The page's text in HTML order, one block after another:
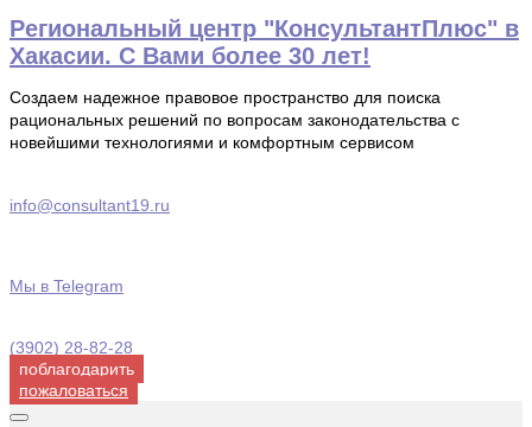
Перейти
к
содержимому
Региональный центр "КонсультантПлюс" в
Хакасии. С Вами более 30 лет!
Создаем надежное правовое пространство для поиска
рациональных решений по вопросам законодательства с
новейшими технологиями и комфортным сервисом
info@consultant19.ru
Мы в Telegram
(3902) 28-82-28
поблагодарить
пожаловаться